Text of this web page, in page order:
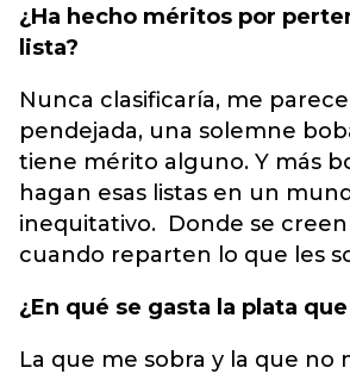
¿Ha hecho méritos por
lista?
Nunca clasificaría, me
pendejada, una solemne
tiene mérito alguno. Y más
hagan esas listas en un
inequitativo. Donde se
cuando reparten lo que les
¿En qué se gasta la plata
La que me sobra y la que no